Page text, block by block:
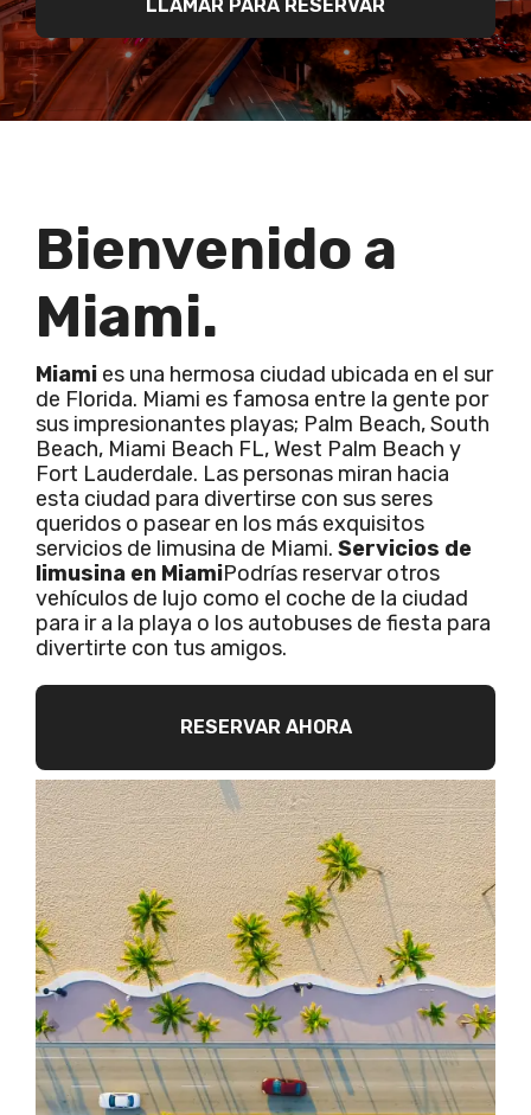
LLAMAR PARA RESERVAR
Bienvenido a
Miami.
Miami es una hermosa ciudad ubicada en el sur
de Florida. Miami es famosa entre la gente por
sus impresionantes playas; Palm Beach, South
Beach, Miami Beach FL, West Palm Beach y
Fort Lauderdale. Las personas miran hacia
esta ciudad para divertirse con sus seres
queridos o pasear en los más exquisitos
servicios de limusina de Miami. Servicios de
limusina en MiamiPodrías reservar otros
vehículos de lujo como el coche de la ciudad
para ir a la playa o los autobuses de fiesta para
divertirte con tus amigos.
RESERVAR AHORA